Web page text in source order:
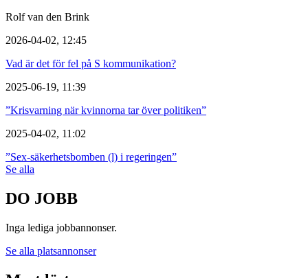
Rolf van den Brink
2026-04-02, 12:45
Vad är det för fel på S kommunikation?
2025-06-19, 11:39
”Krisvarning när kvinnorna tar över politiken”
2025-04-02, 11:02
”Sex-säkerhetsbomben (l) i regeringen”
Se alla
DO JOBB
Inga lediga jobbannonser.
Se alla platsannonser